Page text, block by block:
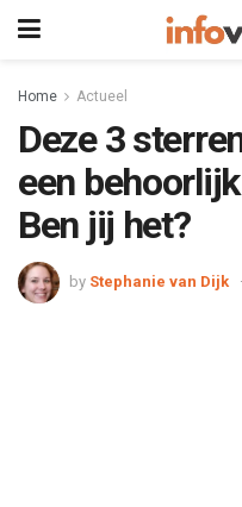
Home Actueel
Deze 3
een
Ben jij het?
by Stephanie van Dijk